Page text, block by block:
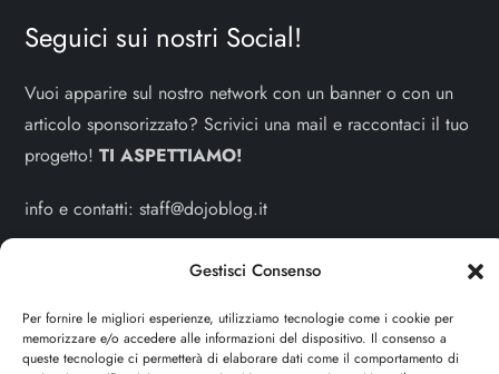
Gestisci Consenso
Per fornire le migliori esperienze, utilizziamo tecnologie come i cookie per
memorizzare e/o accedere alle informazioni del dispositivo. Il consenso a
queste tecnologie ci permetterà di elaborare dati come il comportamento di
Seguici sui nostri Social!
Vuoi apparire sul nostro network con un banner o con un
articolo sponsorizzato? Scrivici una mail e raccontaci il tuo
progetto!TI ASPETTIAMO!
info e contatti:staff@dojoblog.it
dojouomo.it è un progetto facente parte del network
legale in Via delle Sirene 34 - Roma - P.iva:
IT13402731007